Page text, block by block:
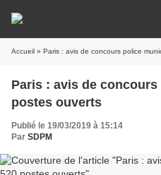
Accueil » Paris : avis de concours police
Paris : avis de
postes ouverts
Publié le 19/03/2019 à 15:14
Par SDPM